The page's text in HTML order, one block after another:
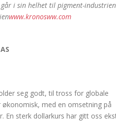
i sin helhet til pigment-industrien
www.kronosww.com
seg godt, til tross for globale
med en omsetning på
En sterk dollarkurs har gitt oss